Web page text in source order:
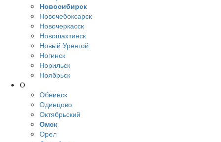
Новосибирск
Новочебоксарск
Новочеркасск
Новошахтинск
Новый Уренгой
Ногинск
Норильск
Ноябрьск
О
Обнинск
Одинцово
Октябрьский
Омск
Орел